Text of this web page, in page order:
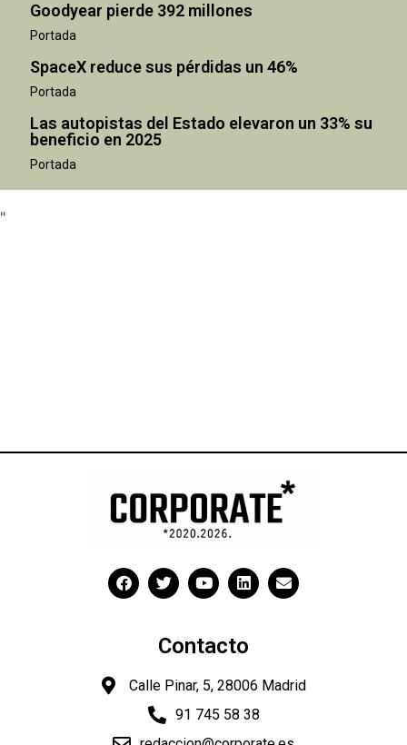
Goodyear pierde 392 millones
Portada
SpaceX reduce sus pérdidas un 46%
Portada
Las autopistas del Estado elevaron un 33% su
beneficio en 2025
Portada
"
Contacto
Calle Pinar, 5, 28006 Madrid
91 745 58 38